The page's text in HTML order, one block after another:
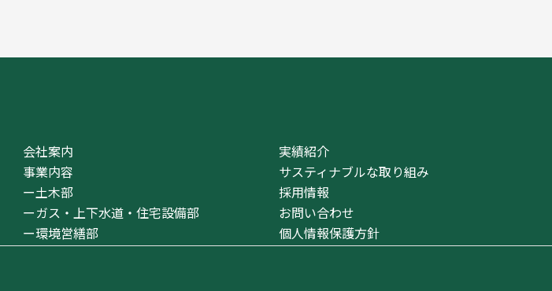
会社案内
事業内容
ー土木部
ーガス・上下水道・住宅設備部
ー環境営繕部
実績紹介
サスティナブルな取り組み
採用情報
お問い合わせ
個人情報保護方針